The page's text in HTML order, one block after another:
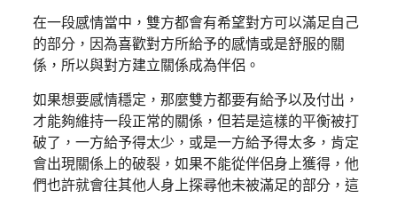
在一段感情當中，雙方都會有希望對方可以滿足自己
的部分，因為喜歡對方所給予的感情或是舒服的關
係，所以與對方建立關係成為伴侶。
如果想要感情穩定，那麼雙方都要有給予以及付出，
才能夠維持一段正常的關係，但若是這樣的平衡被打
破了，一方給予得太少，或是一方給予得太多，肯定
會出現關係上的破裂，如果不能從伴侶身上獲得，他
們也許就會往其他人身上探尋他未被滿足的部分，這